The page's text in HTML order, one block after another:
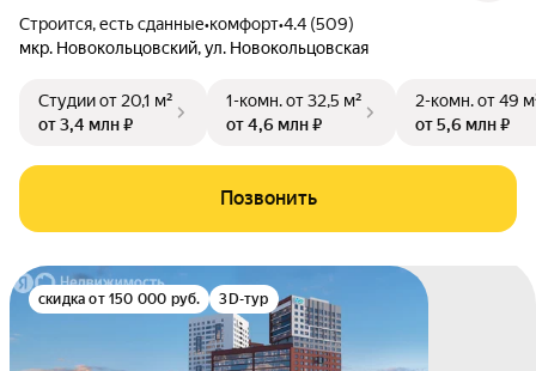
Строится, есть сданные•комфорт•4.4 (509)
мкр. Новокольцовский,ул. Новокольцовская
Студииот 20,1 м²
от 3,4 млн ₽
1-комн.от 32,5 м²
от 4,6 млн ₽
2-комн.от 49
от 5,6 млн ₽
Позвонить
скидка от 150 000 руб. 3D-тур